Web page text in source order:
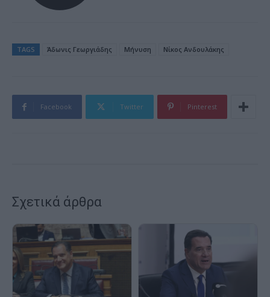
TAGS Άδωνις Γεωργιάδης Μήνυση Νίκος Ανδουλάκης
Facebook Twitter Pinterest
Σχετικά άρθρα